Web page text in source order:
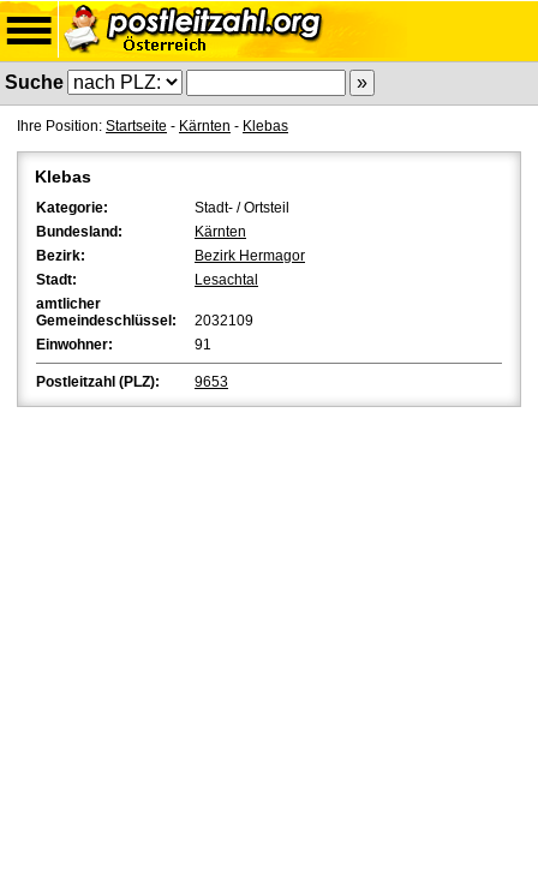
Suche
Ihre Position: Startseite - Kärnten - Klebas
Klebas
Kategorie:
Stadt- / Ortsteil
Bundesland:
Kärnten
Bezirk:
Bezirk Hermagor
Stadt:
Lesachtal
amtlicher
Gemeindeschlüssel:
2032109
Einwohner:
91
Postleitzahl (PLZ): 9653